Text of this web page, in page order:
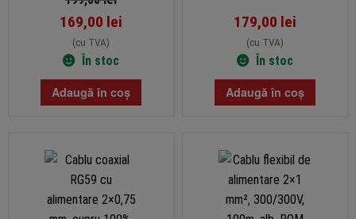
169,00 lei
(cu TVA)
În stoc
Adaugă în coș
179,00 lei
(cu TVA)
În stoc
Adaugă în coș